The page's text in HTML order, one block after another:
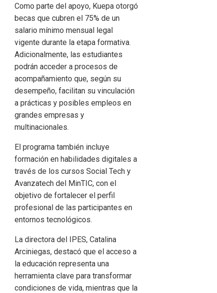
Como parte del apoyo, Kuepa otorgó
becas que cubren el 75% de un
salario mínimo mensual legal
vigente durante la etapa formativa.
Adicionalmente, las estudiantes
podrán acceder a procesos de
acompañamiento que, según su
desempeño, facilitan su vinculación
a prácticas y posibles empleos en
grandes empresas y
multinacionales.
El programa también incluye
formación en habilidades digitales a
través de los cursos Social Tech y
Avanzatech del MinTIC, con el
objetivo de fortalecer el perfil
profesional de las participantes en
entornos tecnológicos.
La directora del IPES, Catalina
Arciniegas, destacó que el acceso a
la educación representa una
herramienta clave para transformar
condiciones de vida, mientras que la